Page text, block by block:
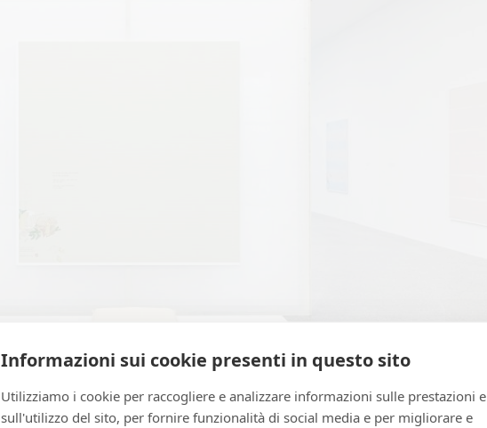
Informazioni sui cookie presenti in questo sito
Utilizziamo i cookie per raccogliere e analizzare informazioni sulle prestazioni e
sull'utilizzo del sito, per fornire funzionalità di social media e per migliorare e